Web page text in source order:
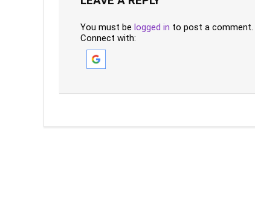
You must be logged in to post a comment.
Connect with: